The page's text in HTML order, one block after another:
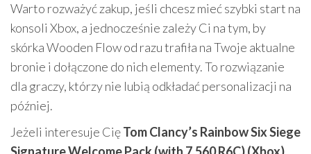
Warto rozważyć zakup, jeśli chcesz mieć szybki start na
konsoli Xbox, a jednocześnie zależy Ci na tym, by
skórka Wooden Flow od razu trafiła na Twoje aktualne
bronie i dołączone do nich elementy. To rozwiązanie
dla graczy, którzy nie lubią odkładać personalizacji na
później.
Jeżeli interesuje CięTom Clancy’s Rainbow Six Siege